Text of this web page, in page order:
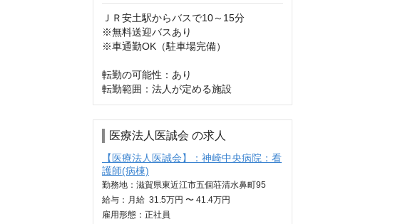
ＪＲ安土駅からバスで10～15分
※無料送迎バスあり
※車通勤OK（駐車場完備）
転勤の可能性：あり
転勤範囲：法人が定める施設
医療法人医誠会 の求人
【医療法人医誠会】：神崎中央病院：看
護師(病棟)
勤務地：滋賀県東近江市五個荘清水鼻町95
給与： 月給 31.5万円 〜 41.4万円
雇用形態：正社員